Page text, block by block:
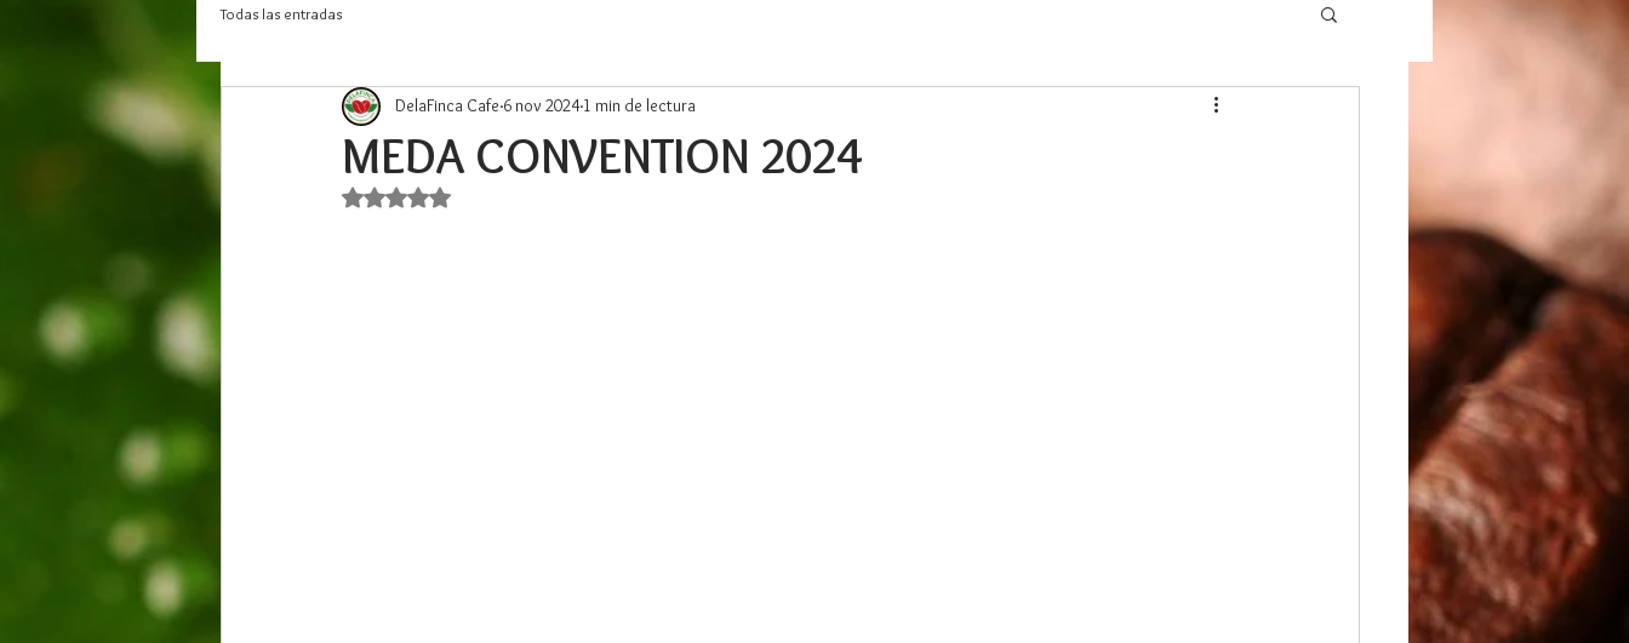
Todas las entradas
MEDA CONVENTION 2024
DelaFinca Cafe 6 nov 2024 1 min de lectura
Obtuvo NaN de 5 estrellas.